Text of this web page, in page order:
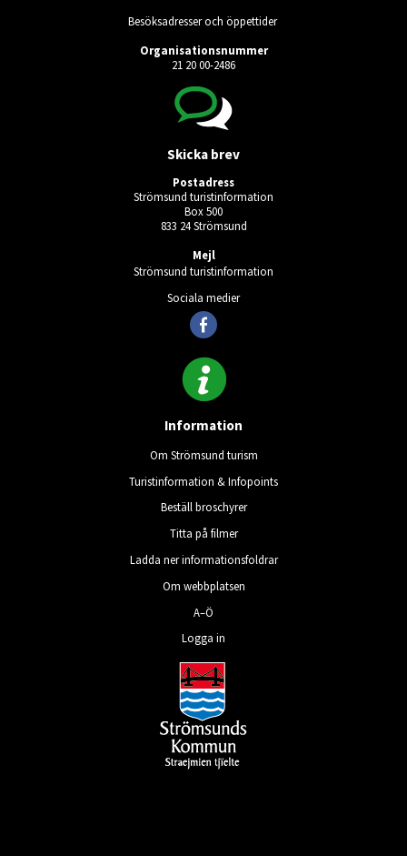
Besöksadresser och öppettider
Organisationsnummer
21 20 00-2486
Skicka brev
Postadress
Strömsund turistinformation
Box 500
833 24 Strömsund
Mejl
Strömsund turistinformation
Sociala medier
Information
Om Strömsund turism
Turistinformation & Infopoints
Beställ broschyrer
Titta på filmer
Ladda ner informationsfoldrar
Om webbplatsen
A–Ö
Logga in